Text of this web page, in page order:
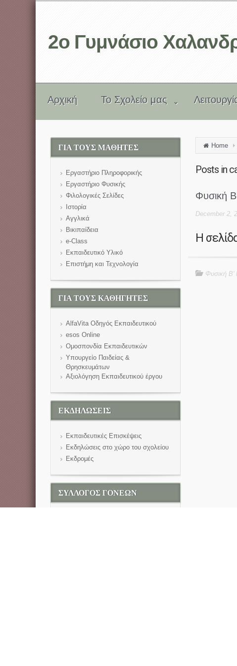
2ο Γυμνάσιο
Aρχική Το Σχολείο μας
ΓΙΑ ΤΟΥΣ ΜΑΘΗΤΕΣ
Εργαστήριο Πληροφορικής
Εργαστήριο Φυσικής
Φιλολογικές Σελίδες
Ιστορία
Αγγλικά
Βικιπαίδεια
e-Class
Εκπαιδευτικό Υλικό
Επιστήμη και Τεχνολογία
ΓΙΑ ΤΟΥΣ ΚΑΘΗΓΗΤΕΣ
AlfaVita Οδηγός Εκπαιδευτικού
esos Online
Ομοσπονδία Εκπαιδευτικών
Υπουργείο Παιδείας &
Θρησκευμάτων
Αξιολόγηση Εκπαιδευτικού έργου
ΕΚΔΗΛΩΣΕΙΣ
Εκπαιδευτικές Επισκέψεις
Εκδηλώσεις στο χώρο του σχολείου
Εκδρομές
ΣΥΛΛΟΓΟΣ ΓΟΝΕΩΝ
Home
Posts in
Φυσική
December 2,
Η
Φυσική Β'